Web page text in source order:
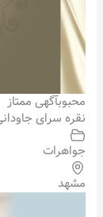
محبوبآگهی ممتاز
نقره سرای
جواهرات
مشهد